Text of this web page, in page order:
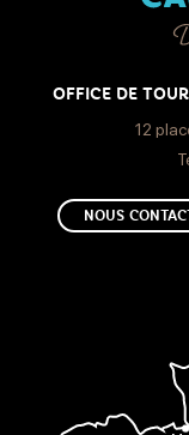
OFFICE DE
12
NOUS